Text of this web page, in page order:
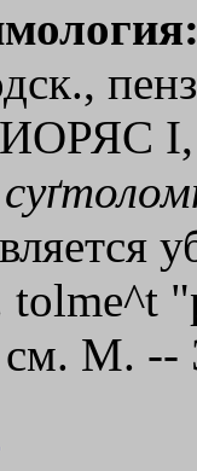
(ИОРЯС
см. М.